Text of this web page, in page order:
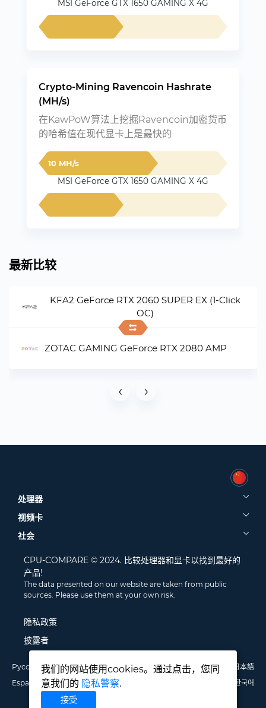
MSI GeForce GTX 1650 GAMING X 4G
Crypto-Mining Ravencoin Hashrate
(MH/s)
在KawPoW算法上挖掘Ravencoin加密货币
的哈希值在现代显卡上是最快的
10 MH/s
MSI GeForce GTX 1650 GAMING X 4G
最新比较
KFA2 GeForce RTX 2060 SUPER EX (1-Click
OC)
ZOTAC GAMING GeForce RTX 2080 AMP
‹ ›
处理器
视频卡
社会
CPU-COMPARE © 2024. 比较处理器和显卡以找到最好的
产品!
The data presented on our website are taken from public
sources. Please use them at your own risk.
隐私政策
披露者
我们的网站使用cookies。通过点击，您同
意我们的 隐私警察.
接受
Русский English Deutsch Português Italiano Français
日本語
Español
Polski 한국어